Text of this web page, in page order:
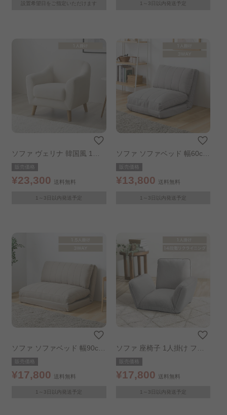
設置希望日をご指定いただけます 1～3日以内発送予定
ソファ ヴェリナ 韓国風 1人
掛け アイボリー
販売価格
¥23,300 送料無料
1～3日以内発送予定
ソファ ソファベッド 幅60cm
ライトグレー
販売価格
¥13,800 送料無料
1～3日以内発送予定
ソファ ソファベッド 幅90cm
ベージュ
販売価格
¥17,800 送料無料
1～3日以内発送予定
ソファ 座椅子 1人掛け フロ
アソファ リクライニングソフ
ァ ライトグレー
販売価格
¥17,800 送料無料
1～3日以内発送予定